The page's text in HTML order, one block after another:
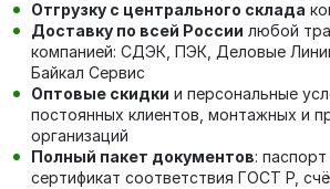
Отгрузку с центрального склада
Доставку по всей России любой
компанией: СДЭК, ПЭК, Деловые
Байкал Сервис
Оптовые скидки и персональные
постоянных клиентов, монтажных и
организаций
Полный пакет документов: паспорт
сертификат соответствия ГОСТ Р,